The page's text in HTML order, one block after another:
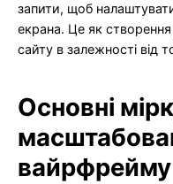
запити, щоб
екрана. Це як
сайту в залежності від
Основні
вайрфрейму